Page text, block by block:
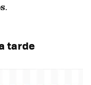
.
tarde